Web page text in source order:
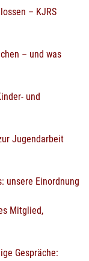
– KJRS
– und was
und
Jugendarbeit
unsere Einordnung
Mitglied,
Gespräche: